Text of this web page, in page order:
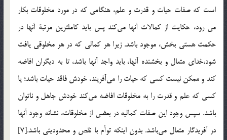
است كه صفات حيات و قدرت و علم، هنگامي كه در مورد مخلوقات بكار
می رود، حكايت از كمالات آنها مي‌كند پس بايد كاملترين مرتبة آنها در
حكمت هستي بخش، موجود باشد. زيرا هر كمالي كه در هر مخلوقي يافت
شود،خداي متعال و بخشنده آنها، بايد واجد آنها باشد، تا به ديگران افاضه
كند و ممكن نيست كسي که حيات را مي‌آفريند، خودش فاقد حيات باشد؛ يا
كسي كه علم و قدرت را به مخلوقات افاضه مي‌كند خودش جاهل و ناتوان
باشد. سپس وجود اين صفات كماليه در بعضي از مخلوقات، نشانه وجود آنها
در آفريدگار متعال مي‌باشد. بدون اينكه توأم با نقص و محدوديتي باشد.[7]